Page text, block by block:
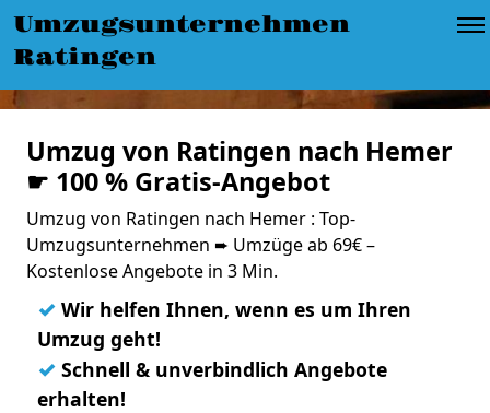
Umzugsunternehmen
Ratingen
Umzug von Ratingen nach Hemer
☛ 100 % Gratis-Angebot
Umzug von Ratingen nach Hemer : Top-
Umzugsunternehmen ➨ Umzüge ab 69€ –
Kostenlose Angebote in 3 Min.
✓ Wir helfen Ihnen, wenn es um Ihren
Umzug geht!
✓ Schnell & unverbindlich Angebote
erhalten!